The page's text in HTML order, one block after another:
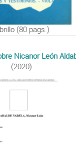
(80 pags.)
Nicanor León
(2020)